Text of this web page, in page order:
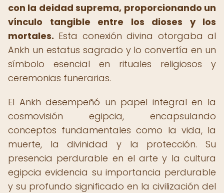
con la deidad suprema, proporcionando un
vínculo tangible entre los dioses y los
mortales. Esta conexión divina otorgaba al
Ankh un estatus sagrado y lo convertía en un
símbolo esencial en rituales religiosos y
ceremonias funerarias.
El Ankh desempeñó un papel integral en la
cosmovisión egipcia, encapsulando
conceptos fundamentales como la vida, la
muerte, la divinidad y la protección. Su
presencia perdurable en el arte y la cultura
egipcia evidencia su importancia perdurable
y su profundo significado en la civilización del